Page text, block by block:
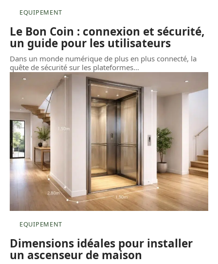
EQUIPEMENT
Le Bon Coin : connexion et sécurité,
un guide pour les utilisateurs
Dans un monde numérique de plus en plus connecté, la
quête de sécurité sur les plateformes…
EQUIPEMENT
Dimensions idéales pour installer
un ascenseur de maison